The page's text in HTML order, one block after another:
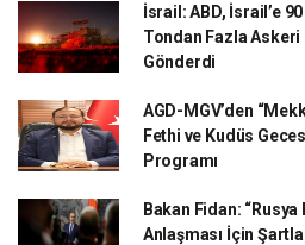
İsrail: ABD, İsrail’e
Tondan Fazla
Gönderdi
AGD-MGV’den
Fethi ve Kudüs
Programı
Bakan Fidan: “Rusya
Anlaşması İçin